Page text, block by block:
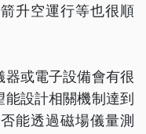
升空運行等也很順
或電子設備會有很
設計相關機制達到
能透過磁場儀量測